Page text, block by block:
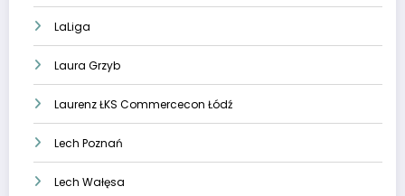
LaLiga
Laura Grzyb
Laurenz ŁKS Commercecon Łódź
Lech Poznań
Lech Wałęsa